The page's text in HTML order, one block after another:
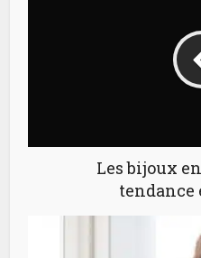
Les bijoux
tendance